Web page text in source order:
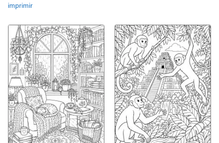
imprimir